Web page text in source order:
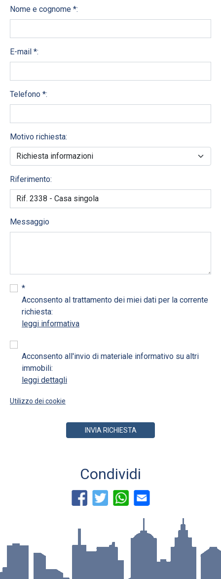
Nome e cognome *:
E-mail *:
Telefono *:
Motivo richiesta:
Riferimento:
Messaggio
*
Acconsento al trattamento dei miei dati per la corrente
richiesta:
leggi informativa
Acconsento all'invio di materiale informativo su altri
immobili:
leggi dettagli
Utilizzo dei cookie
INVIA RICHIESTA
Condividi